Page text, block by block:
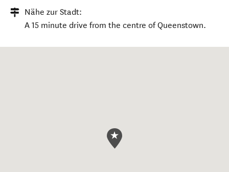
Nähe zur Stadt:
A 15 minute drive from the centre of Queenstown.